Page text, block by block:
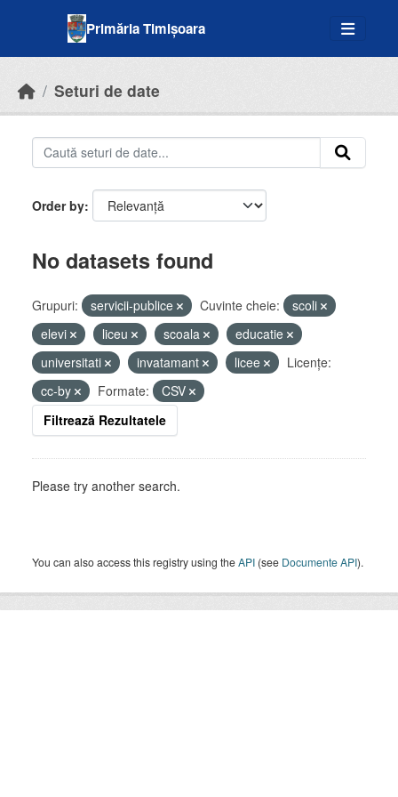
Primăria Timișoara
Seturi de date
Order by
No datasets found
Grupuri: servicii-publice Cuvinte cheie:
scoli
elevi
liceu scoala
educatie
universitati
invatamant licee
Licenţe:
cc-by
Formate:
CSV
Filtrează Rezultatele
Please try another search.
You can also access this registry using theAPI (see Documente API).